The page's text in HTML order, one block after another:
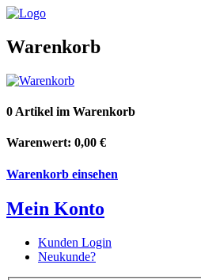
Warenkorb
0 Artikel im Warenkorb
Warenwert: 0,00 €
Warenkorb einsehen
Mein Konto
Kunden Login
Neukunde?